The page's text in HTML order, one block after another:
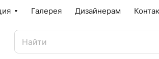
Галерея Дизайнерам